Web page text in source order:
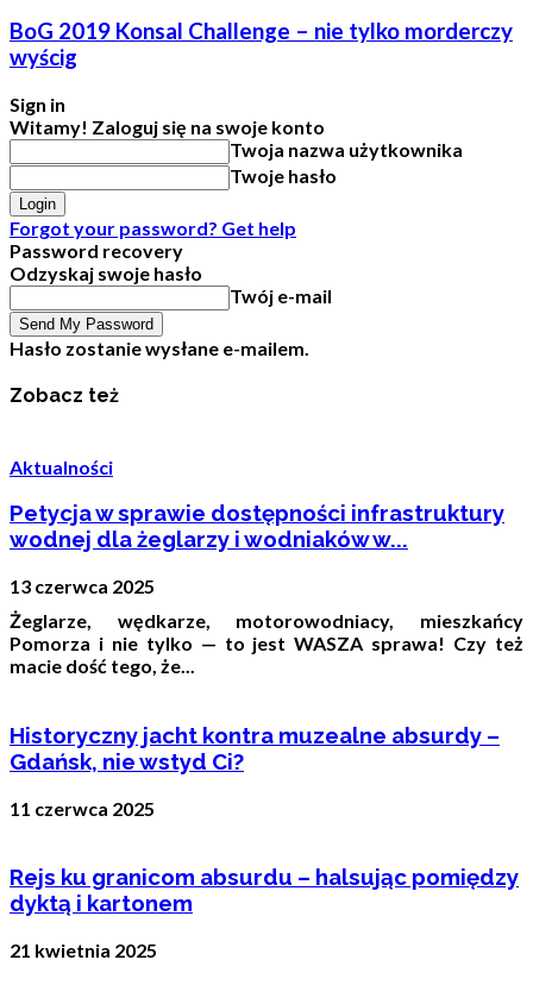
BoG 2019 Konsal Challenge – nie tylko morderczy
wyścig
Sign in
Witamy! Zaloguj się na swoje konto
Twoja nazwa użytkownika
Twoje hasło
Forgot your password? Get help
Password recovery
Odzyskaj swoje hasło
Twój e-mail
Hasło zostanie wysłane e-mailem.
Zobacz też
Aktualności
Petycja w sprawie dostępności infrastruktury
wodnej dla żeglarzy i wodniaków w...
13 czerwca 2025
Żeglarze, wędkarze, motorowodniacy, mieszkańcy
Pomorza i nie tylko — to jest WASZA sprawa! Czy też
macie dość tego, że...
Historyczny jacht kontra muzealne absurdy –
Gdańsk, nie wstyd Ci?
11 czerwca 2025
Rejs ku granicom absurdu – halsując pomiędzy
dyktą i kartonem
21 kwietnia 2025